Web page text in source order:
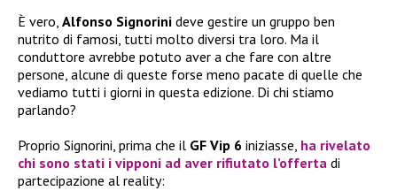
È vero, Alfonso Signorini deve gestire un gruppo ben
nutrito di famosi, tutti molto diversi tra loro. Ma il
conduttore avrebbe potuto aver a che fare con altre
persone, alcune di queste forse meno pacate di quelle che
vediamo tutti i giorni in questa edizione. Di chi stiamo
parlando?
Proprio Signorini, prima che il GF Vip 6 iniziasse, ha rivelato
chi sono stati i vipponi ad aver rifiutato l’offerta di
partecipazione al reality: